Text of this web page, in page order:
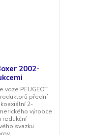
2002-
voze PEUGEOT
přední
2-
výrobce
redukční
svazku